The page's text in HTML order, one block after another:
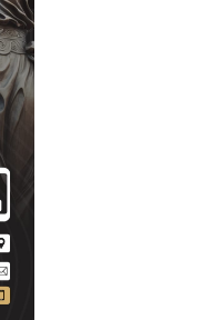
Magetan: OKK
Mencetak
Profesional,
dan Terpercaya